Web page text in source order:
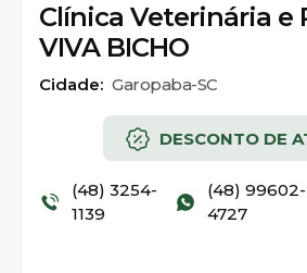
Clínica Veterinária e
VIVA BICHO
Cidade: Garopaba-SC
DESCONTO DE
(48) 3254-
1139
(48) 99602-
4727